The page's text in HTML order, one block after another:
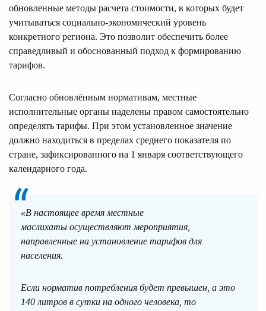
обновленные методы расчета стоимости, в которых будет
учитываться социально-экономический уровень
конкретного региона. Это позволит обеспечить более
справедливый и обоснованный подход к формированию
тарифов.
Согласно обновлённым нормативам, местные
исполнительные органы наделены правом самостоятельно
определять тарифы. При этом установленное значение
должно находиться в пределах среднего показателя по
стране, зафиксированного на 1 января соответствующего
календарного года.
«В настоящее время местные
маслихаты осуществляют мероприятия,
направленные на установление тарифов для
населения.
Если норматив потребления будет превышен, а это
140 литров в сутки на одного человека, то